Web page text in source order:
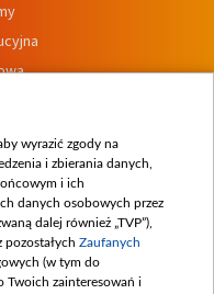
wyrazić zgody na
i zbierania danych,
i ich
danych osobowych przez
dalej również „TVP”),
pozostałych Zaufanych
(w tym do
Twoich zainteresowań i